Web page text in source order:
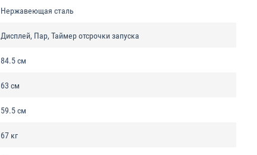
Нержавеющая сталь
Дисплей, Пар, Таймер отсрочки запуска
84.5 см
63 см
59.5 см
67 кг